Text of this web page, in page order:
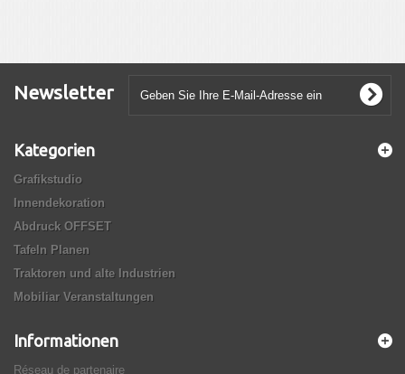
Newsletter
Kategorien
Grafikstudio
Innendekoration
Abdruck OFFSET
Tafeln Planen
Traktoren und alte Industrien
Mobiliar Veranstaltungen
Informationen
Réseau de partenaire